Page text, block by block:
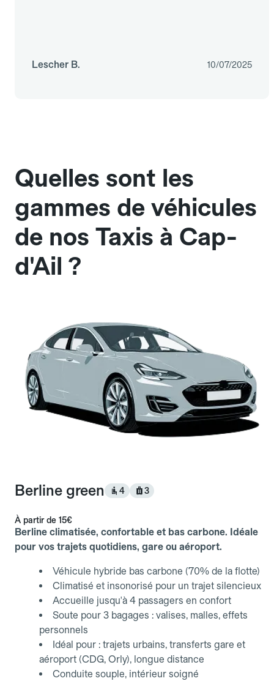
Lescher B. 10/07/2025
Quelles sont les
gammes de véhicules
de nos Taxis à Cap-
d'Ail ?
Berline green 4 3
À partir de 15€
Berline climatisée, confortable et bas carbone. Idéale
pour vos trajets quotidiens, gare ou aéroport.
Véhicule hybride bas carbone (70% de la flotte)
Climatisé et insonorisé pour un trajet silencieux
Accueille jusqu'à 4 passagers en confort
Soute pour 3 bagages : valises, malles, effets
personnels
Idéal pour : trajets urbains, transferts gare et
aéroport (CDG, Orly), longue distance
Conduite souple, intérieur soigné